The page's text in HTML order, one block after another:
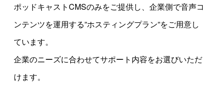
ポッドキャストCMSのみをご提供し、企業側で音声コ
ンテンツを運用する”ホスティングプラン”をご用意し
ています。
企業のニーズに合わせてサポート内容をお選びいただ
けます。